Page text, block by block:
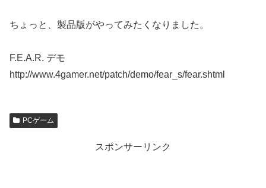
ちょっと、製品版がやってみたくなりました。
F.E.A.R. デモ
http://www.4gamer.net/patch/demo/fear_s/fear.shtml
PCゲーム
スポンサーリンク